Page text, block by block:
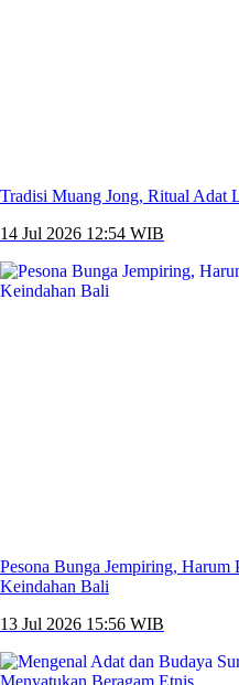
Tradisi Muang Jong, Ritual Adat
14 Jul 2026 12:54 WIB
Pesona Bunga Jempiring,
Keindahan Bali
13 Jul 2026 15:56 WIB